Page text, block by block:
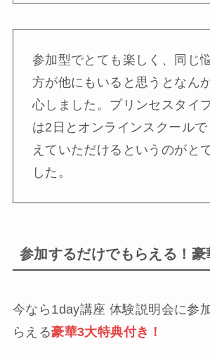
参加型でとても楽しく、同じ
方が他にもいると思うとなん
心しました。プリンセスタイ
は2日とオンラインスクール
えていただけるというのがと
した。
参加するだけでもらえる！
今なら1day講座 体験説明会に参
らえる豪華3大特典付き！